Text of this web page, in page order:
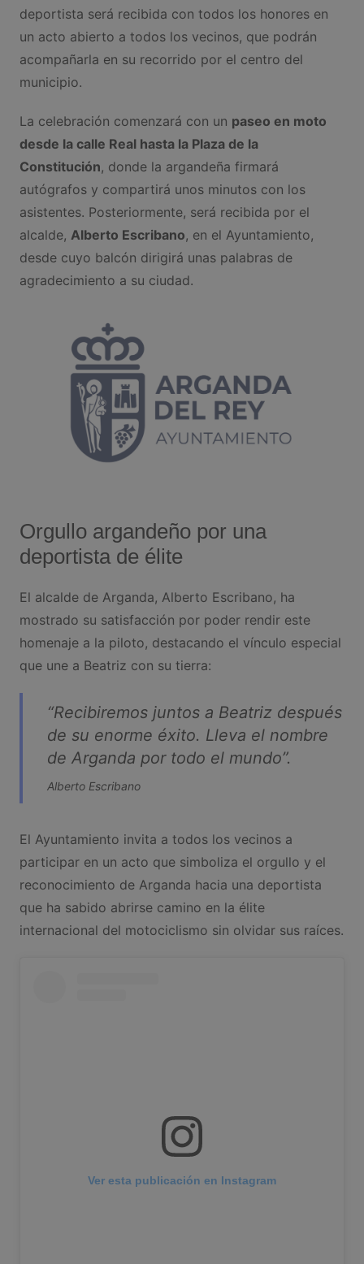
deportista será recibida con todos los honores en
un acto abierto a todos los vecinos, que podrán
acompañarla en su recorrido por el centro del
municipio.
La celebración comenzará con un paseo en moto
desde la calle Real hasta la Plaza de la
Constitución, donde la argandeña firmará
autógrafos y compartirá unos minutos con los
asistentes. Posteriormente, será recibida por el
alcalde, Alberto Escribano, en el Ayuntamiento,
desde cuyo balcón dirigirá unas palabras de
agradecimiento a su ciudad.
Orgullo argandeño por una
deportista de élite
El alcalde de Arganda, Alberto Escribano, ha
mostrado su satisfacción por poder rendir este
homenaje a la piloto, destacando el vínculo especial
que une a Beatriz con su tierra:
“Recibiremos juntos a Beatriz después
de su enorme éxito. Lleva el nombre
de Arganda por todo el mundo”.
Alberto Escribano
El Ayuntamiento invita a todos los vecinos a
participar en un acto que simboliza el orgullo y el
reconocimiento de Arganda hacia una deportista
que ha sabido abrirse camino en la élite
internacional del motociclismo sin olvidar sus raíces.
Ver esta publicación en Instagram